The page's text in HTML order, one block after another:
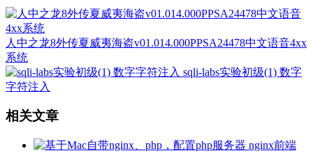
人中之龙8外传夏威夷海盗v01.014.000PPSA24478中文语音4xx
系统
sqli-labs实验初级(1) 数字
字符注入
相关文章